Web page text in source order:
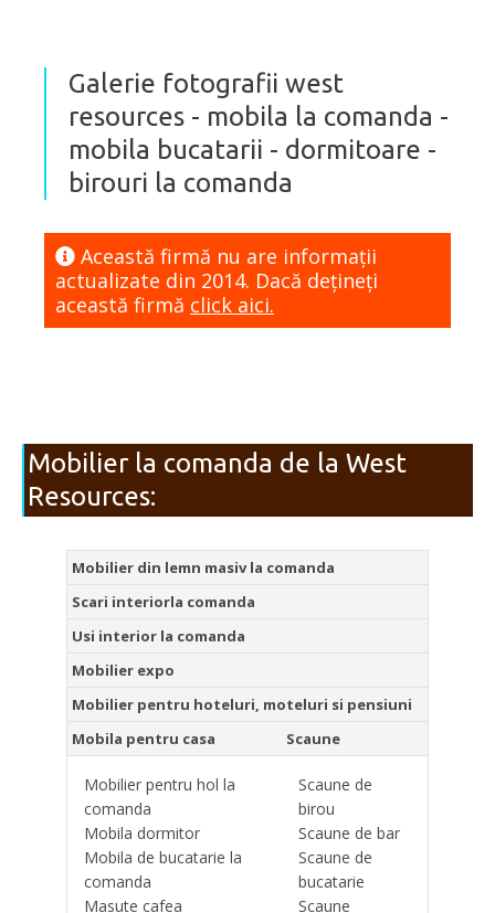
Galerie fotografii west
resources - mobila la comanda -
mobila bucatarii - dormitoare -
birouri la comanda
Această firmă nu are informaţii
actualizate din 2014. Dacă dețineți
această firmă click aici.
Mobilier la comanda de la West
Resources:
Mobilier din lemn masiv la comanda
Scari interiorla comanda
Usi interior la comanda
Mobilier expo
Mobilier pentru hoteluri, moteluri si pensiuni
Mobila pentru casa
Scaune
Mobilier pentru hol la
comanda
Mobila dormitor
Mobila de bucatarie la
comanda
Masute cafea
Scaune de
birou
Scaune de bar
Scaune de
bucatarie
Scaune